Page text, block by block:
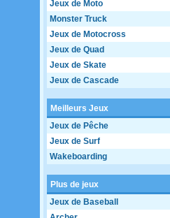
Jeux de Moto
Monster Truck
Jeux de Motocross
Jeux de Quad
Jeux de Skate
Jeux de Cascade
Meilleurs Jeux
Jeux de Pêche
Jeux de Surf
Wakeboarding
Plus de jeux
Jeux de Baseball